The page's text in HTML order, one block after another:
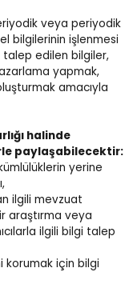
veya periyodik
bilgilerinin işlenmesi
talep edilen bilgiler,
yapmak,
amacıyla
halinde
paylaşabilecektir:
yerine
ilgili mevzuat
araştırma veya
ilgili bilgi talep
korumak için bilgi